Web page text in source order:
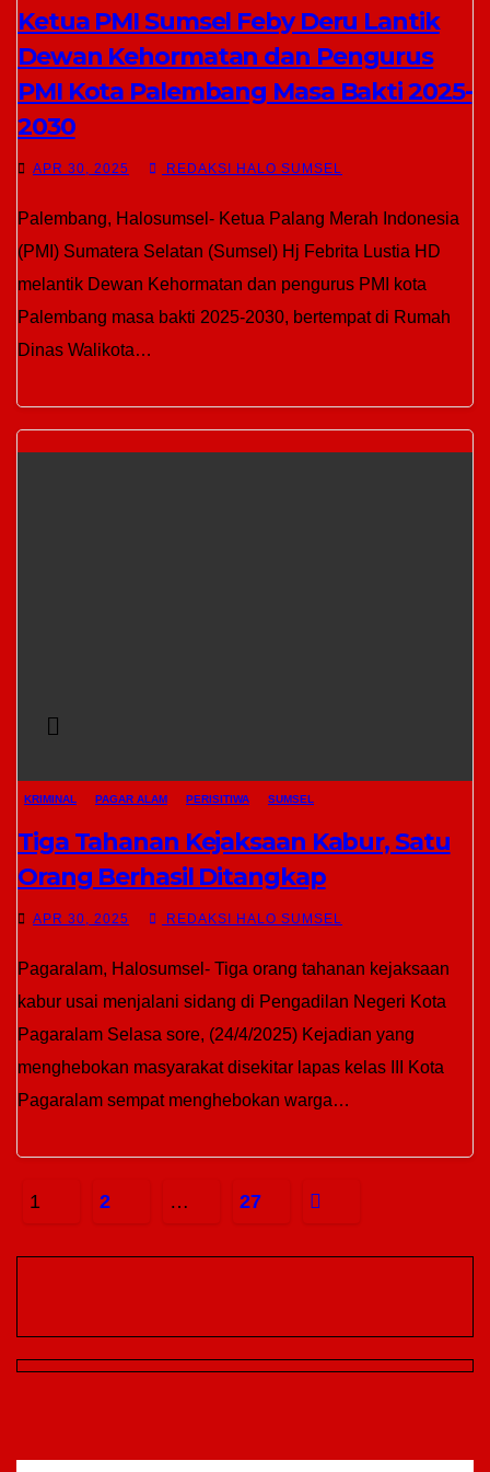
Ketua PMI Sumsel Feby Deru Lantik
Dewan Kehormatan dan Pengurus
PMI Kota Palembang Masa Bakti 2025-
2030
APR 30, 2025 REDAKSI HALO SUMSEL
Palembang, Halosumsel- Ketua Palang Merah Indonesia
(PMI) Sumatera Selatan (Sumsel) Hj Febrita Lustia HD
melantik Dewan Kehormatan dan pengurus PMI kota
Palembang masa bakti 2025-2030, bertempat di Rumah
Dinas Walikota…
KRIMINAL PAGAR ALAM PERISITIWA SUMSEL
Tiga Tahanan Kejaksaan Kabur, Satu
Orang Berhasil Ditangkap
APR 30, 2025 REDAKSI HALO SUMSEL
Pagaralam, Halosumsel- Tiga orang tahanan kejaksaan
kabur usai menjalani sidang di Pengadilan Negeri Kota
Pagaralam Selasa sore, (24/4/2025) Kejadian yang
menghebokan masyarakat disekitar lapas kelas III Kota
Pagaralam sempat menghebokan warga…
Paginasi
pos
1 2 … 27